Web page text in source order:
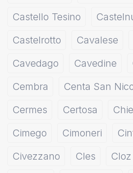
Castello Tesino
Castelrotto
Cavalese
Cavedago
Cavedine
Cembra
Centa San
Cermes
Certosa
Cimego
Cimoneri
Civezzano
Cles Cloz